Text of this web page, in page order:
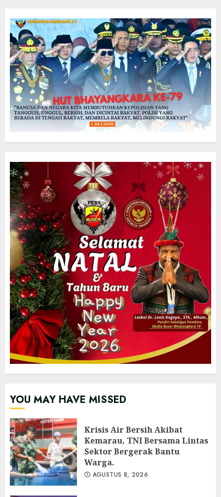
YOU MAY HAVE MISSED
Krisis Air Bersih Akibat
Kemarau, TNI Bersama Lintas
Sektor Bergerak Bantu
Warga.
AGUSTUS 8, 2026